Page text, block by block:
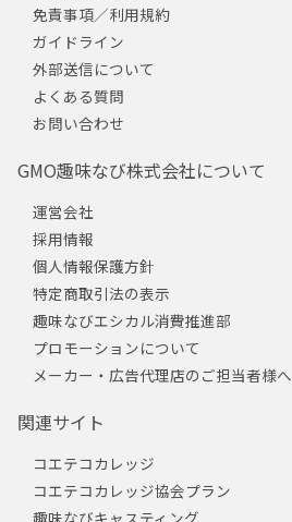
免責事項／利用規約
ガイドライン
外部送信について
よくある質問
お問い合わせ
GMO趣味なび株式会社について
運営会社
採用情報
個人情報保護方針
特定商取引法の表示
趣味なびエシカル消費推進部
プロモーションについて
メーカー・広告代理店のご担当者様へ
関連サイト
コエテコカレッジ
コエテコカレッジ協会プラン